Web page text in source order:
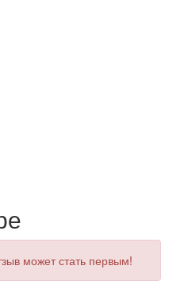
может стать первым!